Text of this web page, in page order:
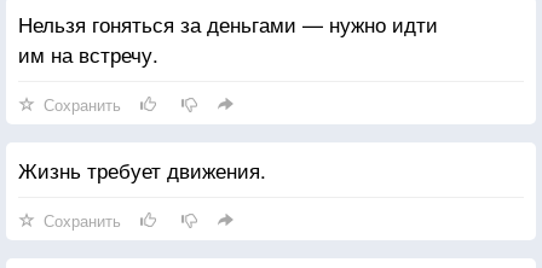
Нельзя гоняться за деньгами — нужно идти
им на встречу.
Сохранить
Жизнь требует движения.
Сохранить